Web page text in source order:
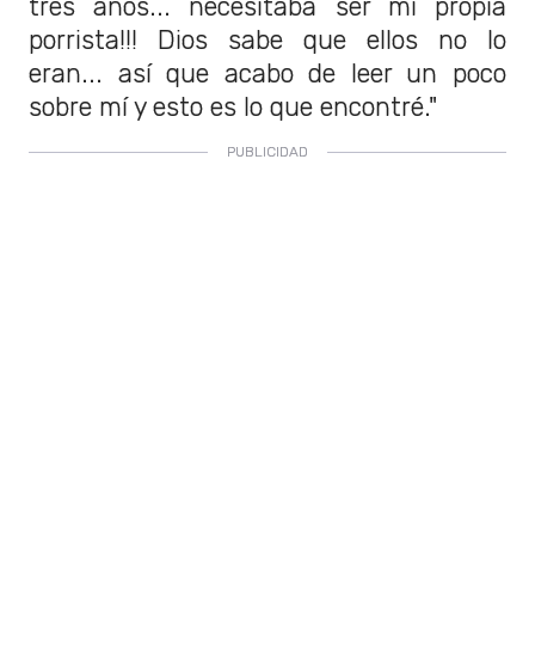
tres años... necesitaba ser mi propia
porrista!!! Dios sabe que ellos no lo
eran... así que acabo de leer un poco
sobre mí y esto es lo que encontré."